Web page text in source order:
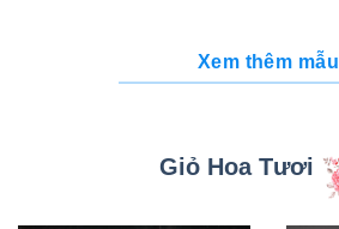
Xem thêm mẫu
Giỏ Hoa Tươi